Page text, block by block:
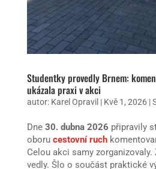
Studentky provedly Brnem:
ukázala praxi v akci
autor: Karel Opravil | Kvě 1, 2026|
Dne 30. dubna 2026 připravily
oboru cestovní ruch
Celou akci samy
vedly. Šlo o součást praktické